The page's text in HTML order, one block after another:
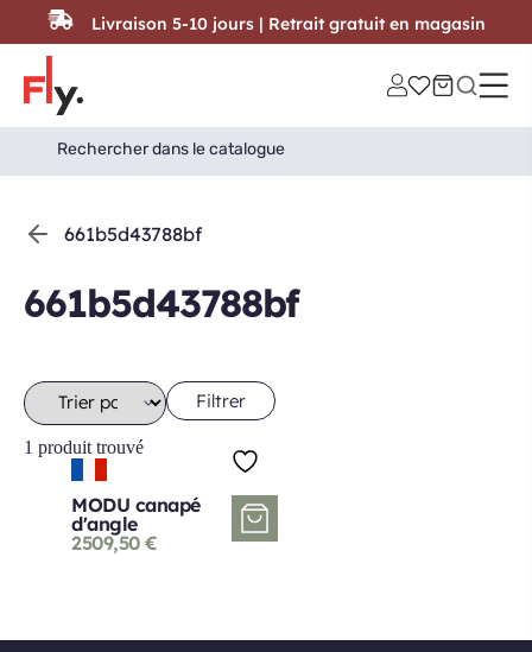
Passer au contenu
Search
for:
Search Button
661b5d43788bf
661b5d43788bf
Filtrer
1 produit trouvé
MODU canapé
d'angle
2509,50 €
Livraison 5-10 jours | Retrait gratuit en magasin